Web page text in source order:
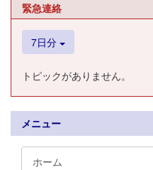
緊急連絡
7日分
トピックがありません。
メニュー
ホーム